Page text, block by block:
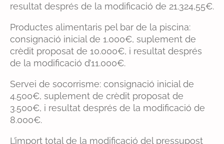
resultat després de la modificació de 21.324,55€.
Productes alimentaris pel bar de la piscina:
consignació inicial de 1.000€, suplement de
crèdit proposat de 10.000€, i resultat després
de la modificació d’11.000€.
Servei de socorrisme: consignació inicial de
4.500€, suplement de crèdit proposat de
3.500€, i resultat després de la modificació de
8.000€.
L’import total de la modificació del pressupost